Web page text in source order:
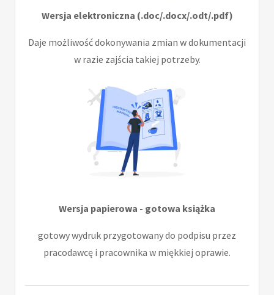
Wersja elektroniczna (.doc/.docx/.odt/.pdf)
Daje możliwość dokonywania zmian w dokumentacji
w razie zajścia takiej potrzeby.
Wersja papierowa - gotowa książka
gotowy wydruk przygotowany do podpisu przez
pracodawcę i pracownika w miękkiej oprawie.